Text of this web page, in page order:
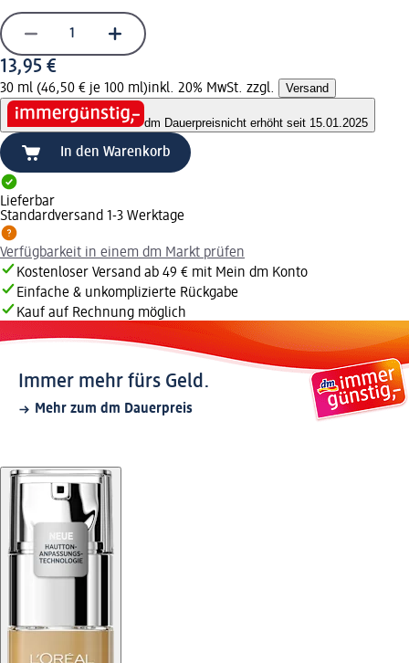
13,95 €
30 ml (46,50 € je 100 ml)inkl. 20% MwSt. zzgl. Versand
dm Dauerpreisnicht erhöht seit 15.01.2025
In den Warenkorb
Lieferbar
Standardversand 1-3 Werktage
Verfügbarkeit in einem dm Markt prüfen
Kostenloser Versand ab 49 € mit Mein dm Konto
Einfache & unkomplizierte Rückgabe
Kauf auf Rechnung möglich
Immer mehr fürs Geld.
Mehr zum dm Dauerpreis